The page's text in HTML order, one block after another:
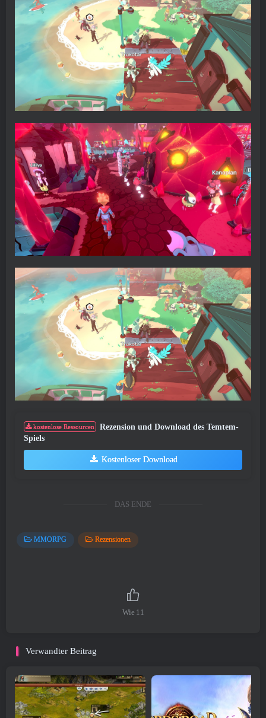
kostenlose Ressourcen
Rezension und Download des Temtem-
Spiels
Kostenloser Download
DAS ENDE
MMORPG Rezensionen
Wie 11
Verwandter Beitrag